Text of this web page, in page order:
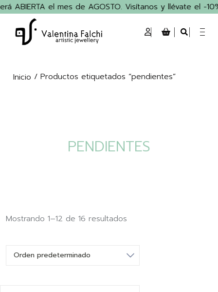
ABIERTA el mes de AGOSTO. Visítanos y llévate el -
Inicio / Productos etiquetados “pendientes”
PENDIENTES
Mostrando 1–12 de 16 resultados